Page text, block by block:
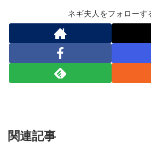
ネギ夫人をフォローす
関連記事